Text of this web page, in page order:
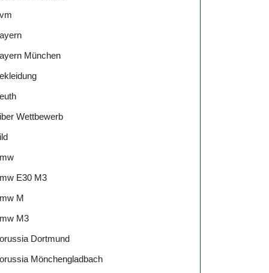
München
Wettbewerb
E30 M3
M
M3
Dortmund
Mönchengladbach